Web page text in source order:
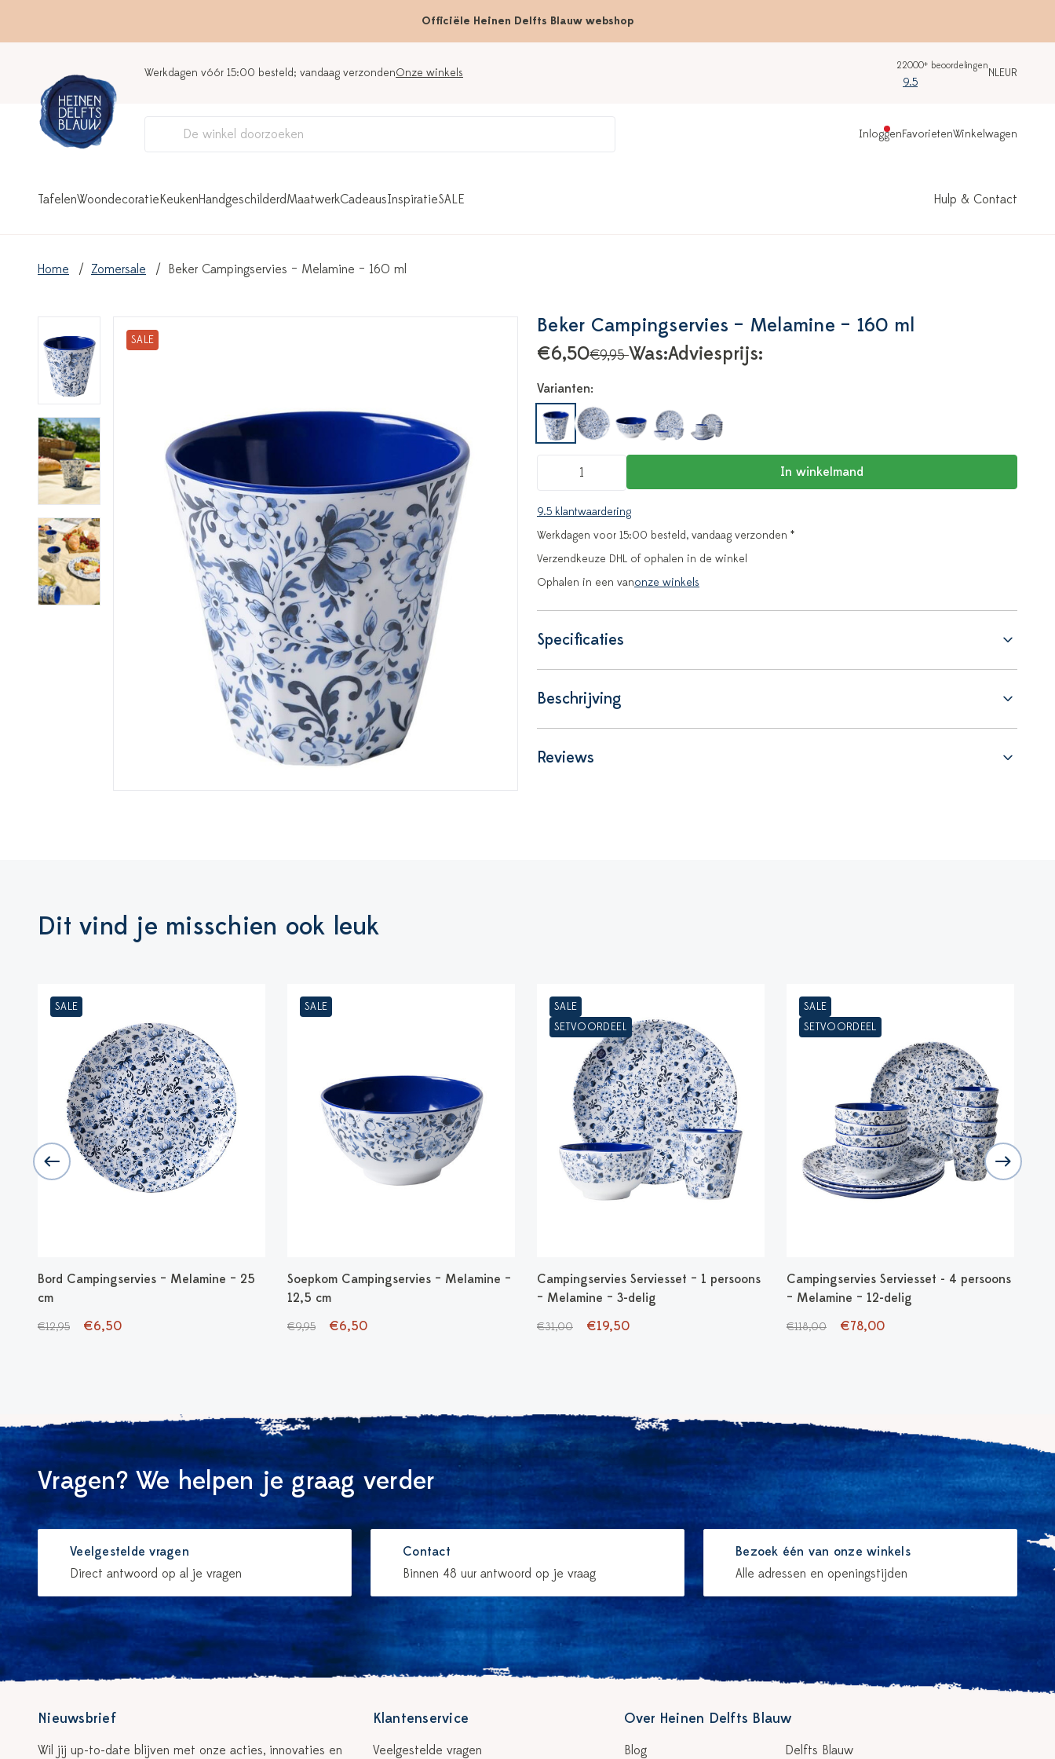
Officiële Heinen Delfts Blauw webshop
Werkdagen vóór 15:00 besteld; vandaag verzondenOnze winkels
22000+ beoordelingen
9.5
NLEUR
InloggenFavorietenWinkelwagen
TafelenWoondecoratieKeukenHandgeschilderdMaatwerkCadeausInspiratieSALE Hulp & Contact
Home Zomersale Beker Campingservies – Melamine – 160 ml
SALE
Beker Campingservies – Melamine – 160 ml
Adviesprijs:
€9,95Was:
€6,50
Varianten:
In winkelmand
9.5 klantwaardering
Werkdagen voor 15:00 besteld, vandaag verzonden *
Verzendkeuze DHL of ophalen in de winkel
Ophalen in een vanonze winkels
Specificaties
Beschrijving
Reviews
Dit vind je misschien ook leuk
SALE
Bord Campingservies – Melamine – 25
cm
€12,95 €6,50
SALE
Soepkom Campingservies – Melamine –
12,5 cm
€9,95 €6,50
SALE
SETVOORDEEL
Campingservies Serviesset – 1 persoons
– Melamine – 3-delig
€31,00 €19,50
SALE
SETVOORDEEL
Campingservies Serviesset - 4 persoons
– Melamine – 12-delig
€118,00 €78,00
Vragen? We helpen je graag verder
Veelgestelde vragen
Direct antwoord op al je vragen
Contact
Binnen 48 uur antwoord op je vraag
Bezoek één van onze winkels
Alle adressen en openingstijden
Nieuwsbrief
Wil jij up-to-date blijven met onze acties, innovaties en
Klantenservice
Veelgestelde vragen
Over Heinen Delfts Blauw
Blog Delfts Blauw